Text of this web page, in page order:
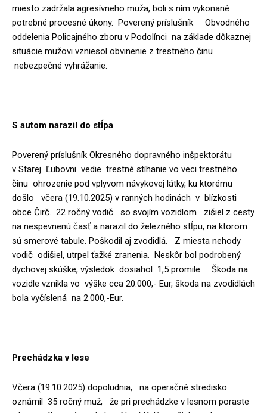
miesto zadržala agresívneho muža, boli s ním vykonané
potrebné procesné úkony. Poverený príslušník Obvodného
oddelenia Policajného zboru v Podolínci na základe dôkaznej
situácie mužovi vzniesol obvinenie z trestného činu
nebezpečné vyhrážanie.
S autom narazil do stĺpa
Poverený príslušník Okresného dopravného inšpektorátu
v Starej Ľubovni vedie trestné stíhanie vo veci trestného
činu ohrozenie pod vplyvom návykovej látky, ku ktorému
došlo včera (19.10.2025) v ranných hodinách v blízkosti
obce Čirč. 22 ročný vodič so svojím vozidlom zišiel z cesty
na nespevnenú časť a narazil do železného stĺpu, na ktorom
sú smerové tabule. Poškodil aj zvodidlá. Z miesta nehody
vodič odišiel, utrpel ťažké zranenia. Neskôr bol podrobený
dychovej skúške, výsledok dosiahol 1,5 promile. Škoda na
vozidle vznikla vo výške cca 20.000,- Eur, škoda na zvodidlách
bola vyčíslená na 2.000,-Eur.
Prechádzka v lese
Včera (19.10.2025) dopoludnia, na operačné stredisko
oznámil 35 ročný muž, že pri prechádzke v lesnom poraste